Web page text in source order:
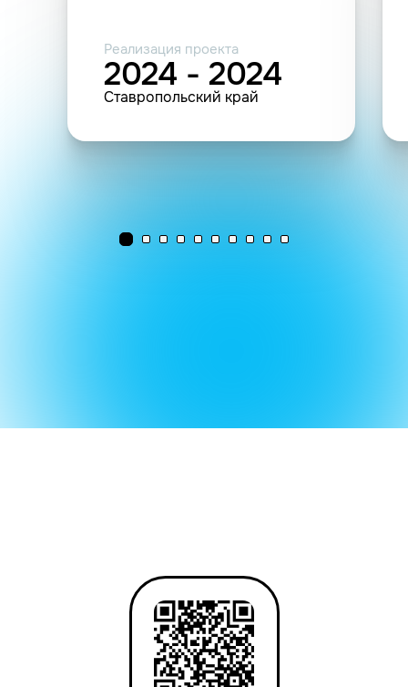
Реализация проекта
2024 - 2024
Ставропольский край